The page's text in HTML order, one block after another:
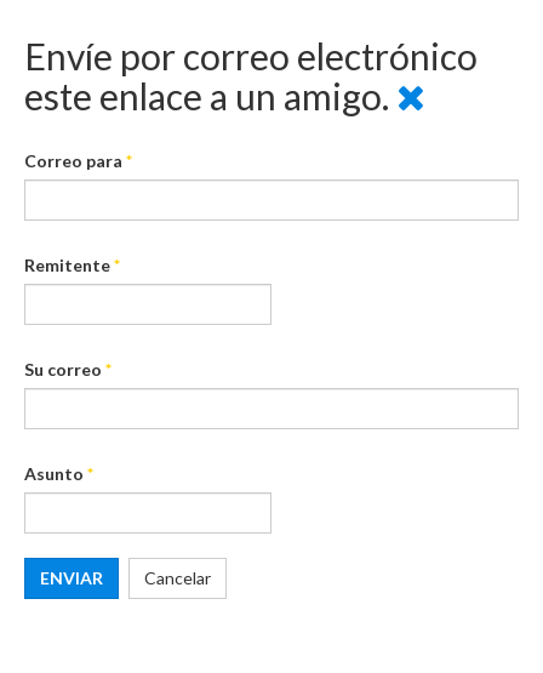
Envíe por correo electrónico
este enlace a un amigo.
Correo para *
Remitente*
Su correo *
Asunto *
ENVIAR Cancelar